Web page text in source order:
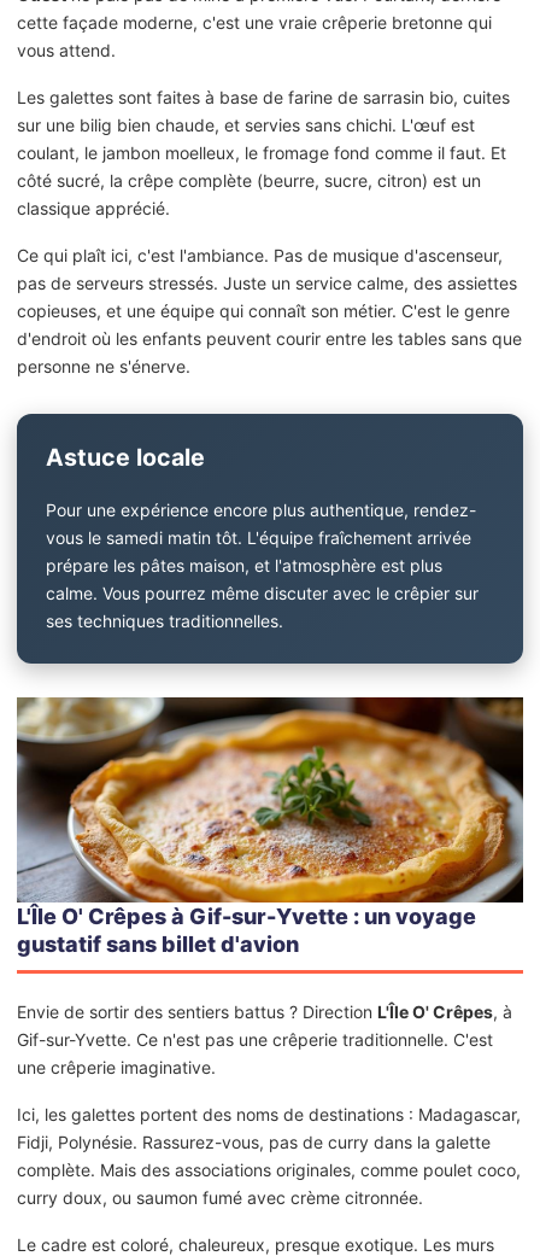
cette façade moderne, c'est une vraie crêperie bretonne qui
vous attend.
Les galettes sont faites à base de farine de sarrasin bio, cuites
sur une bilig bien chaude, et servies sans chichi. L'œuf est
coulant, le jambon moelleux, le fromage fond comme il faut. Et
côté sucré, la crêpe complète (beurre, sucre, citron) est un
classique apprécié.
Ce qui plaît ici, c'est l'ambiance. Pas de musique d'ascenseur,
pas de serveurs stressés. Juste un service calme, des assiettes
copieuses, et une équipe qui connaît son métier. C'est le genre
d'endroit où les enfants peuvent courir entre les tables sans que
personne ne s'énerve.
Astuce locale
Pour une expérience encore plus authentique, rendez-
vous le samedi matin tôt. L'équipe fraîchement arrivée
prépare les pâtes maison, et l'atmosphère est plus
calme. Vous pourrez même discuter avec le crêpier sur
ses techniques traditionnelles.
L'Île O' Crêpes à Gif-sur-Yvette : un voyage
gustatif sans billet d'avion
Envie de sortir des sentiers battus ? Direction L'Île O' Crêpes, à
Gif-sur-Yvette. Ce n'est pas une crêperie traditionnelle. C'est
une crêperie imaginative.
Ici, les galettes portent des noms de destinations : Madagascar,
Fidji, Polynésie. Rassurez-vous, pas de curry dans la galette
complète. Mais des associations originales, comme poulet coco,
curry doux, ou saumon fumé avec crème citronnée.
Le cadre est coloré, chaleureux, presque exotique. Les murs